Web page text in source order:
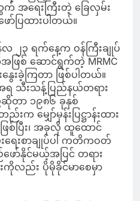
အရေးကြီးတဲ့ ခြေလှမ်း
ာ်ပြထားပါတယ်။
၂၃ ရက်နေ့က ဝန်ကြီးချုပ်
ဖြစ် ဆောင်ရွက်တဲ့ MRMC
းခဲ့ကြတာ ဖြစ်ပါတယ်။
သီးသန့်ပြည်နယ်တရား
တာ ၁၉၈၆ ခုနှစ်
ည်းက မျှော်မှန်းပြဋ္ဌာန်းထား
ပြီး၊ အခုလို ထူထောင်
းရေးစာချုပ်ပါ ကတိကဝတ်
နိုင်မယ့်အပြင် တရား
လည်း ပိုမိုခိုင်မာစေမှာ